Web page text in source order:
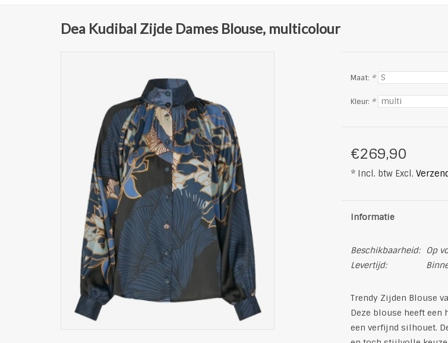
Dea Kudibal Zijde Dames Blouse, multicolour
Maat: *
Kleur: *
€269,90
* Incl. btw Excl.
Informatie
Beschikbaarheid:
Op
Levertijd:
Trendy Zijden Blouse
Deze blouse heeft
een verfijnd silhouet.